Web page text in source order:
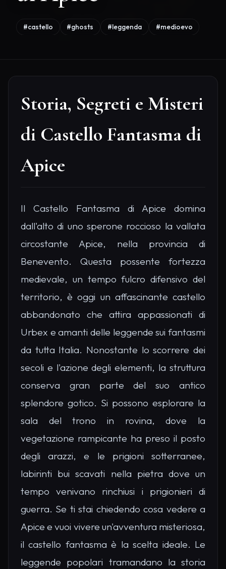
#castello #ghosts #leggenda #medioevo
Storia, Segreti e Misteri
di Castello Fantasma di
Apice
Il Castello Fantasma di Apice domina
dall'alto di uno sperone roccioso la vallata
circostante Apice, nella provincia di
Benevento. Questa possente fortezza
medievale, un tempo fulcro difensivo del
territorio, è oggi un affascinante castello
abbandonato che attira appassionati di
Urbex e amanti delle leggende sui fantasmi
da tutta Italia. Nonostante lo scorrere dei
secoli e l'azione degli elementi, la struttura
conserva gran parte del suo antico
splendore gotico. Si possono esplorare la
sala del trono in rovina, dove la
vegetazione rampicante ha preso il posto
degli arazzi, e le prigioni sotterranee,
labirinti bui scavati nella pietra dove un
tempo venivano rinchiusi i prigionieri di
guerra. Se ti stai chiedendo cosa vedere a
Apice e vuoi vivere un'avventura misteriosa,
il castello fantasma è la scelta ideale. Le
leggende popolari tramandano la storia